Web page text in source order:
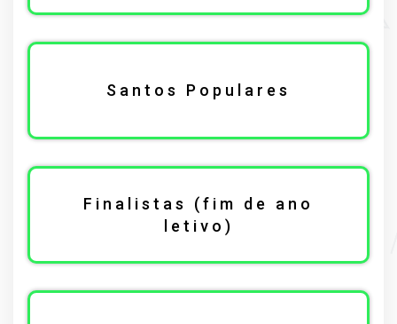
Santos Populares
Finalistas (fim de ano
letivo)